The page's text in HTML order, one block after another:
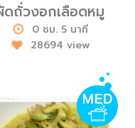
ดถั่วงอกเลือดหมู
0 ชม. 5 นาที
28694 view